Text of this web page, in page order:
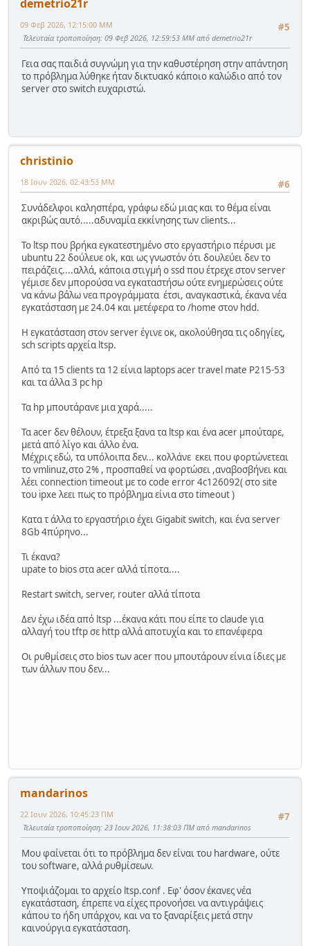
demetrio21r
#5
09 Φεβ 2026, 12:15:00 ΜΜ
Τελευταία τροποποίηση: 09 Φεβ 2026, 12:59:53 ΜΜ από demetrio21r
Γεια σας παιδιά συγνώμη για την καθυστέρηση στην απάντηση
το πρόβλημα λύθηκε ήταν δικτυακό κάποιο καλώδιο από τον
server στο switch ευχαριστώ.
christinio
#6
18 Ιουν 2026, 02:43:53 ΜΜ
Συνάδελφοι καλησπέρα, γράφω εδώ μιας και το θέμα είναι
ακριβώς αυτό.....αδυναμία εκκίνησης των clients...
Το ltsp που βρήκα εγκατεστημένο στο εργαστήριο πέρυσι με
ubuntu 22 δούλευε ok, και ως γνωστόν ότι δουλεύει δεν το
πειράζεις....αλλά, κάποια στιγμή ο ssd που έτρεχε στον server
γέμισε δεν μπορούσα να εγκαταστήσω ούτε ενημερώσεις ούτε
να κάνω βάλω νεα προγράμματα έτσι, αναγκαστικά, έκανα νέα
εγκατάσταση με 24.04 και μετέφερα το /home στον hdd.
H εγκατάσταση στον server έγινε οκ, ακολούθησα τις οδηγίες,
sch scripts αρχεία ltsp.
Από τα 15 clients τα 12 είνια laptops acer travel mate P215-53
και τα άλλα 3 pc hp
Τα hp μπουτάρανε μια χαρά.....
Τα acer δεν θέλουν, έτρεξα ξανα τα ltsp και ένα acer μπούταρε,
μετά από λίγο και άλλο ένα.
Μέχρις εδώ, τα υπόλοιπα δεν... κολλάνε εκει που φορτώνετεαι
το vmlinuz,στο 2% , προσπαθεί να φορτώσει ,αναβοσβήνει και
λέει connection timeout με το code error 4c126092( στο site
του ipxe λεει πως το πρόβλημα είνια στο timeout )
Κατα τ άλλα το εργαστήριο έχει Gigabit switch, και ένα server
8Gb 4πύρηνο...
Τι έκανα?
upate to bios στα acer αλλά τίποτα....
Restart switch, server, router αλλά τίποτα
Δεν έχω ιδέα από ltsp ...έκανα κάτι που είπε το claude για
αλλαγή του tftp σε http αλλά αποτυχία και το επανέφερα
Οι ρυθμίσεις στο bios των acer που μπουτάρουν είνια ίδιες με
των άλλων που δεν...
mandarinos
#7
22 Ιουν 2026, 10:45:23 ΠΜ
Τελευταία τροποποίηση: 23 Ιουν 2026, 11:38:03 ΠΜ από mandarinos
Μου φαίνεται ότι το πρόβλημα δεν είναι του hardware, ούτε
του software, αλλά ρυθμίσεων.
Υποψιάζομαι το αρχείο ltsp.conf . Εφ' όσον έκανες νέα
εγκατάσταση, έπρεπε να είχες προνοήσει να αντιγράψεις
κάπου το ήδη υπάρχον, και να το ξαναρίξεις μετά στην
καινούργια εγκατάσταση.